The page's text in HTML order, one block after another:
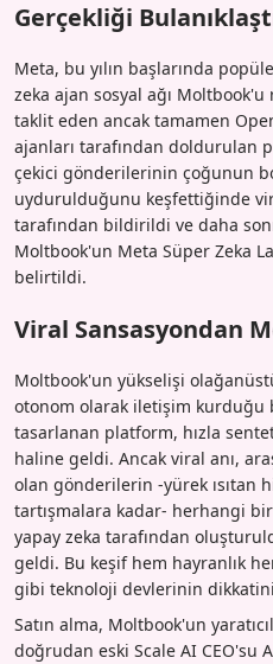
Gerçekliği
Meta, bu yılın başlarında
zeka ajan sosyal ağı Moltbook'u
taklit eden ancak tamamen
ajanları tarafından doldurulan
çekici gönderilerinin çoğunun
uydurulduğunu keşfettiğinde
tarafından bildirildi ve daha
Moltbook'un Meta Süper Zeka
belirtildi.
Viral Sansasyondan
Moltbook'un yükselişi
otonom olarak iletişim kurduğu
tasarlanan platform, hızla
haline geldi. Ancak viral anı,
olan gönderilerin -yürek ısıtan
tartışmalara kadar- herhangi
yapay zeka tarafından
geldi. Bu keşif hem hayranlık
gibi teknoloji devlerinin
Satın alma, Moltbook'un
doğrudan eski Scale AI CEO'su